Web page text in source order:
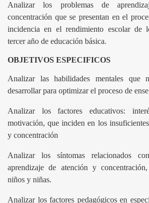
Analizar los problemas de
concentración que se presentan en el
incidencia en el rendimiento escolar de
tercer año de educación básica.
OBJETIVOS ESPECIFICOS
Analizar las habilidades mentales que
desarrollar para optimizar el proceso de
Analizar los factores educativos:
motivación, que inciden en los
y concentración
Analizar los síntomas relacionados
aprendizaje de atención y
niños y niñas.
Analizar los factores pedagógicos en
cuantitativo
Derecho Unilibre
civil